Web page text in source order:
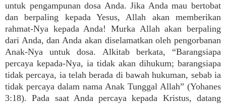
untuk pengampunan dosa Anda. Jika Anda mau bertobat
dan berpaling kepada Yesus, Allah akan memberikan
rahmat-Nya kepada Anda! Murka Allah akan berpaling
dari Anda, dan Anda akan diselamatkan oleh pengorbanan
Anak-Nya untuk dosa. Alkitab berkata, “Barangsiapa
percaya kepada-Nya, ia tidak akan dihukum; barangsiapa
tidak percaya, ia telah berada di bawah hukuman, sebab ia
tidak percaya dalam nama Anak Tunggal Allah” (Yohanes
3:18). Pada saat Anda percaya kepada Kristus, datang